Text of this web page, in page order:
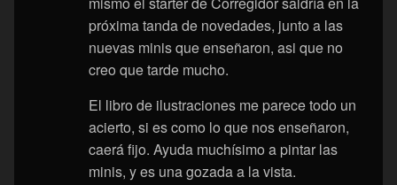
próxima tanda de novedades, junto a las
nuevas minis que enseñaron, asi que no
creo que tarde mucho.
El libro de ilustraciones me parece todo un
acierto, si es como lo que nos enseñaron,
caerá fijo. Ayuda muchísimo a pintar las
minis, y es una gozada a la vista.